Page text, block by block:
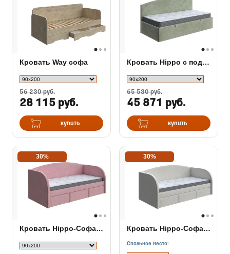
Кровать Way софа
56 230 руб.
28 115 руб.
купить
Кровать Hippo с подъемным механизмом
65 530 руб.
45 871 руб.
купить
30%
Кровать Hippo-Софа с ящиком
30%
Кровать Hippo-Софа с дополнительным местом
Спальное место: